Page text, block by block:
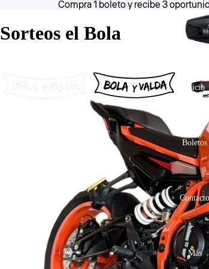
Compra 1 boleto y recibe 3
Sorteos el Bola
Inicio
Boletos
Contacto
Más